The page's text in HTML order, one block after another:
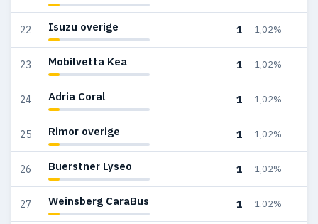
22 Isuzu overige 1 1,02%
23 Mobilvetta Kea 1 1,02%
24 Adria Coral 1 1,02%
25 Rimor overige 1 1,02%
26 Buerstner Lyseo 1 1,02%
27 Weinsberg CaraBus 1 1,02%